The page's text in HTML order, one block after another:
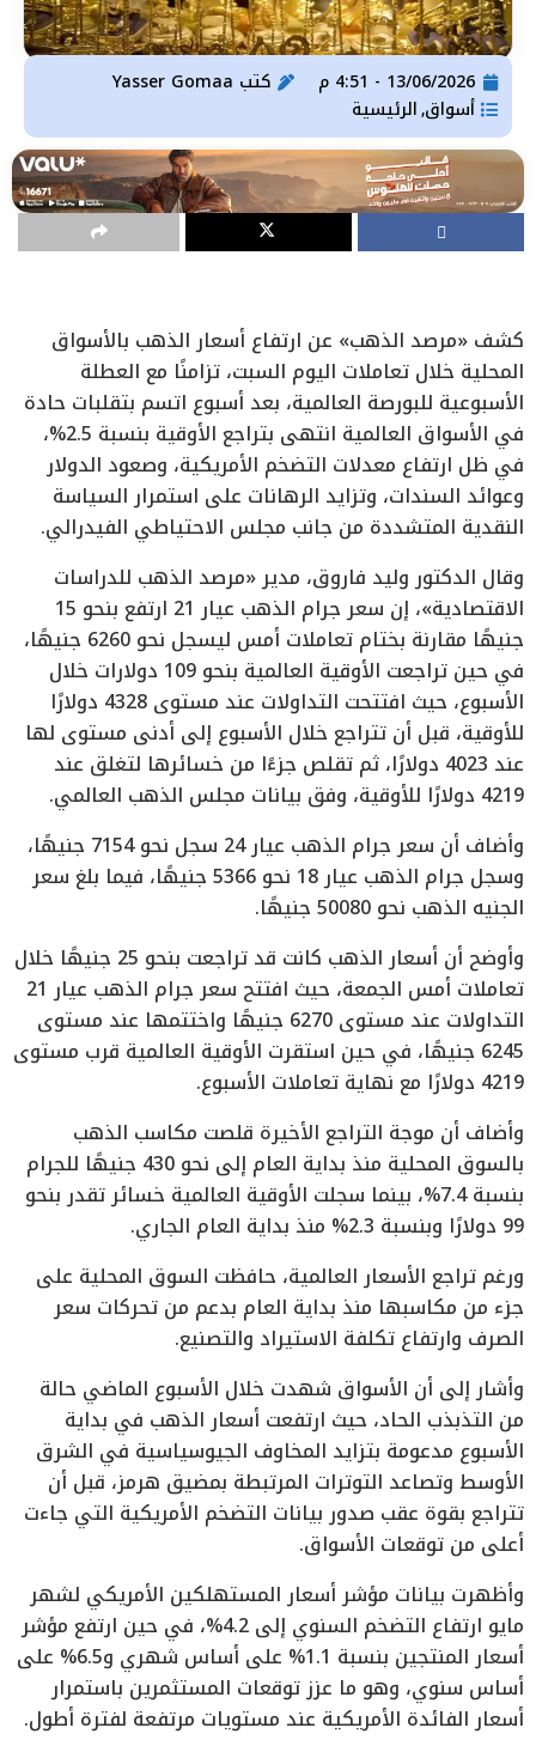
13/06/2026 - 4:51 م كتب
أسواق, الرئيسية
كشف «مرصد الذهب» عن ارتفاع أسعار الذهب بالأسواق
المحلية خلال تعاملات اليوم السبت، تزامنًا مع العطلة
الأسبوعية للبورصة العالمية، بعد أسبوع اتسم بتقلبات حادة
في الأسواق العالمية انتهى بتراجع الأوقية بنسبة 2.5%،
في ظل ارتفاع معدلات التضخم الأمريكية، وصعود الدولار
وعوائد السندات، وتزايد الرهانات على استمرار السياسة
النقدية المتشددة من جانب مجلس الاحتياطي الفيدرالي.
وقال الدكتور وليد فاروق، مدير «مرصد الذهب للدراسات
الاقتصادية»، إن سعر جرام الذهب عيار 21 ارتفع بنحو 15
جنيهًا مقارنة بختام تعاملات أمس ليسجل نحو 6260 جنيهًا،
في حين تراجعت الأوقية العالمية بنحو 109 دولارات خلال
الأسبوع، حيث افتتحت التداولات عند مستوى 4328 دولارًا
للأوقية، قبل أن تتراجع خلال الأسبوع إلى أدنى مستوى لها
عند 4023 دولارًا، ثم تقلص جزءًا من خسائرها لتغلق عند
4219 دولارًا للأوقية، وفق بيانات مجلس الذهب العالمي.
وأضاف أن سعر جرام الذهب عيار 24 سجل نحو 7154 جنيهًا،
وسجل جرام الذهب عيار 18 نحو 5366 جنيهًا، فيما بلغ سعر
الجنيه الذهب نحو 50080 جنيهًا.
وأوضح أن أسعار الذهب كانت قد تراجعت بنحو 25 جنيهًا خلال
تعاملات أمس الجمعة، حيث افتتح سعر جرام الذهب عيار 21
التداولات عند مستوى 6270 جنيهًا واختتمها عند مستوى
6245 جنيهًا، في حين استقرت الأوقية العالمية قرب مستوى
4219 دولارًا مع نهاية تعاملات الأسبوع.
وأضاف أن موجة التراجع الأخيرة قلصت مكاسب الذهب
بالسوق المحلية منذ بداية العام إلى نحو 430 جنيهًا للجرام
بنسبة 7.4%، بينما سجلت الأوقية العالمية خسائر تقدر بنحو
99 دولارًا وبنسبة 2.3% منذ بداية العام الجاري.
ورغم تراجع الأسعار العالمية، حافظت السوق المحلية على
جزء من مكاسبها منذ بداية العام بدعم من تحركات سعر
الصرف وارتفاع تكلفة الاستيراد والتصنيع.
وأشار إلى أن الأسواق شهدت خلال الأسبوع الماضي حالة
من التذبذب الحاد، حيث ارتفعت أسعار الذهب في بداية
الأسبوع مدعومة بتزايد المخاوف الجيوسياسية في الشرق
الأوسط وتصاعد التوترات المرتبطة بمضيق هرمز، قبل أن
تتراجع بقوة عقب صدور بيانات التضخم الأمريكية التي جاءت
أعلى من توقعات الأسواق.
وأظهرت بيانات مؤشر أسعار المستهلكين الأمريكي لشهر
مايو ارتفاع التضخم السنوي إلى 4.2%، في حين ارتفع مؤشر
أسعار المنتجين بنسبة 1.1% على أساس شهري و6.5% على
أساس سنوي، وهو ما عزز توقعات المستثمرين باستمرار
أسعار الفائدة الأمريكية عند مستويات مرتفعة لفترة أطول.